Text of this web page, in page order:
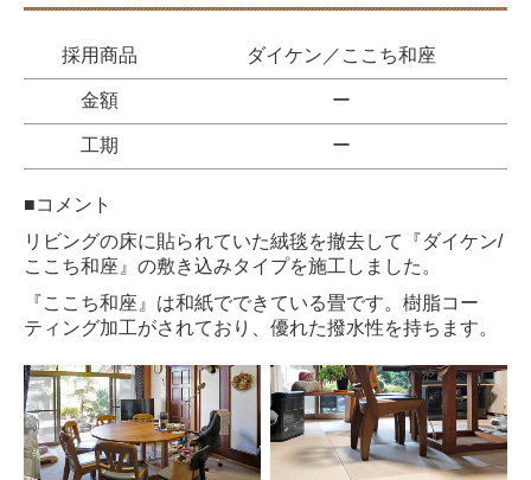
採用商品 ダイケン／ここち和座
金額 ー
工期 ー
■コメント
リビングの床に貼られていた絨毯を撤去して『ダイケン/
ここち和座』の敷き込みタイプを施工しました。
『ここち和座』は和紙でできている畳です。樹脂コー
ティング加工がされており、優れた撥水性を持ちます。